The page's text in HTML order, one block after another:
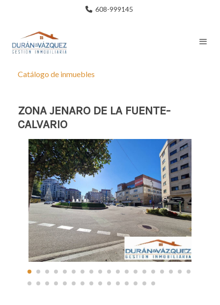
608-999145
Catálogo de inmuebles
ZONA JENARO DE LA FUENTE-
CALVARIO